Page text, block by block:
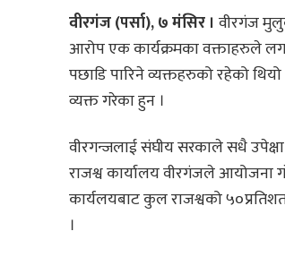
वीरगंज (पर्सा), ७ मंसिर । वीरगंज
आरोप एक कार्यक्रमका वक्ताहरुले
पछाडि पारिने व्यक्तहरुको रहेको
व्यक्त गरेका हुन ।
वीरगन्जलाई संघीय सरकाले सधै
राजश्व कार्यालय वीरगंजले आयोजना
कार्यलयबाट कुल राजश्वको
।